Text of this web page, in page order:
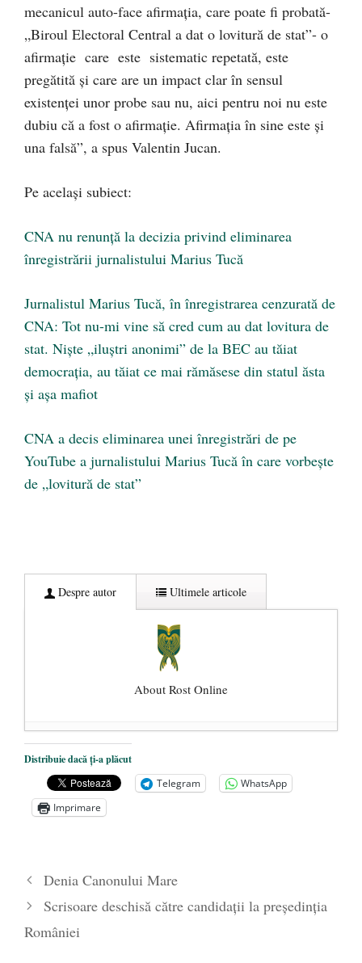
mecanicul auto-face afirmația, care poate fi probată-
„Biroul Electoral Central a dat o lovitură de stat”- o
afirmație care este sistematic repetată, este
pregătită și care are un impact clar în sensul
existenței unor probe sau nu, aici pentru noi nu este
dubiu că a fost o afirmație. Afirmația în sine este și
una falsă”, a spus Valentin Jucan.
Pe același subiect:
CNA nu renunță la decizia privind eliminarea
înregistrării jurnalistului Marius Tucă
Jurnalistul Marius Tucă, în înregistrarea cenzurată de
CNA: Tot nu-mi vine să cred cum au dat lovitura de
stat. Niște „iluștri anonimi” de la BEC au tăiat
democrația, au tăiat ce mai rămăsese din statul ăsta
și așa mafiot
CNA a decis eliminarea unei înregistrări de pe
YouTube a jurnalistului Marius Tucă în care vorbeşte
de „lovitură de stat”
Despre autor Ultimele articole
About Rost Online
Dezvăluiri cutremurătoare despre
președintele Ucrainei, Volodymyr
Zelensky
- 13 mai 2026
Statul care servește Națiunea
poetului Octavian Goga, înlăturat din Iași
- 16 aprilie 2026
Distribuie dacă ți-a plăcut
Telegram
WhatsApp
Imprimare
Denia Canonului Mare
Scrisoare deschisă către candidații la președinția
României